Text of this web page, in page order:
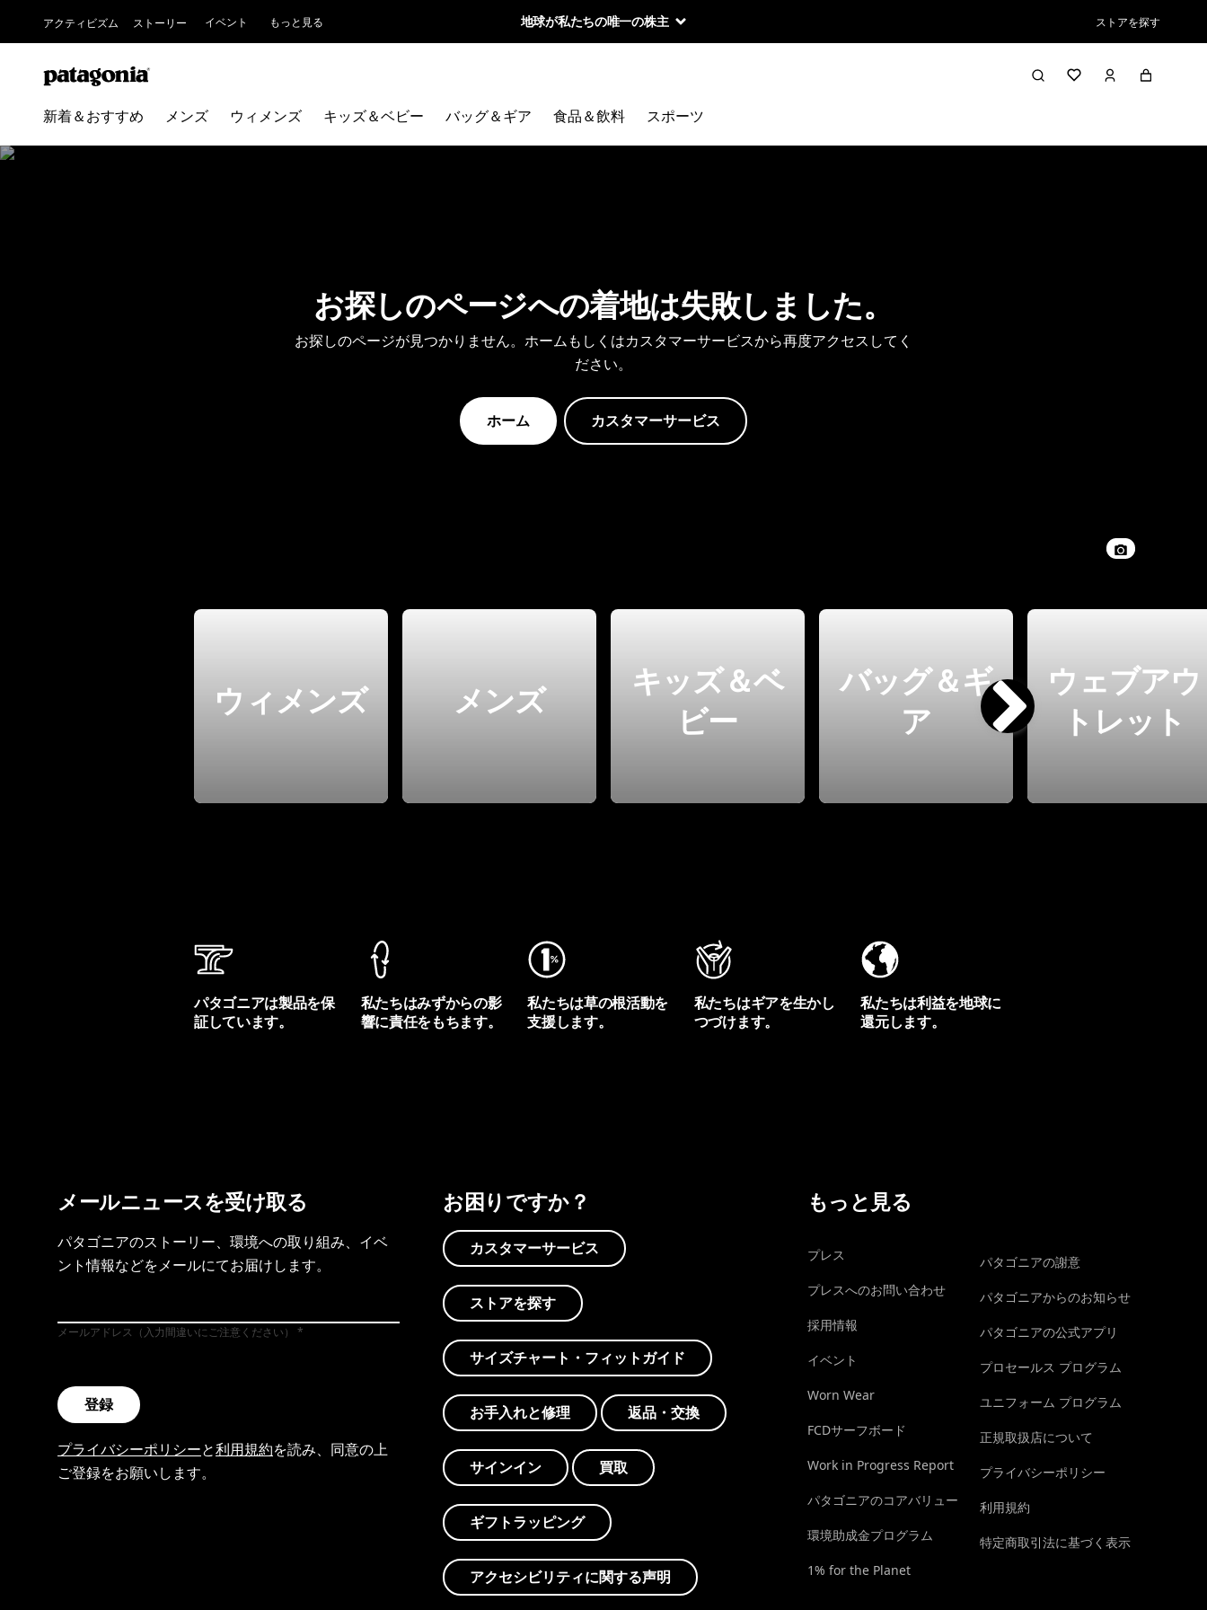
アクティビズム ストーリー イベント もっと見る 地球が私たちの唯一の株主 ストアを探す
新着＆おすすめ メンズ ウィメンズ キッズ＆ベビー バッグ＆ギア 食品＆飲料 スポーツ
お探しのページへの着地は失敗しました。
お探しのページが見つかりません。ホームもしくはカスタマーサービスから再度アクセスしてく
ださい。
ホーム カスタマーサービス
ウィメンズ メンズ
キッズ＆ベ
ビー
バッグ＆ギ
ア
ウェブアウ
トレット
パタゴニアは製品を保
証しています。
私たちはみずからの影
響に責任をもちます。
私たちは草の根活動を
支援します。
私たちはギアを生かし
つづけます。
私たちは利益を地球に
還元します。
メールニュースを受け取る
パタゴニアのストーリー、環境への取り組み、イベ
ント情報などをメールにてお届けします。
メールアドレス（入力間違いにご注意ください）
登録
プライバシーポリシーと利用規約を読み、同意の上
ご登録をお願いします。
お困りですか？
カスタマーサービス
ストアを探す
サイズチャート・フィットガイド
お手入れと修理 返品・交換
サインイン 買取
ギフトラッピング
アクセシビリティに関する声明
もっと見る
プレス
プレスへのお問い合わせ
採用情報
イベント
Worn Wear
FCDサーフボード
Work in Progress Report
パタゴニアのコアバリュー
環境助成金プログラム
1% for the Planet
パタゴニアの謝意
パタゴニアからのお知らせ
パタゴニアの公式アプリ
プロセールス プログラム
ユニフォーム プログラム
正規取扱店について
プライバシーポリシー
利用規約
特定商取引法に基づく表示